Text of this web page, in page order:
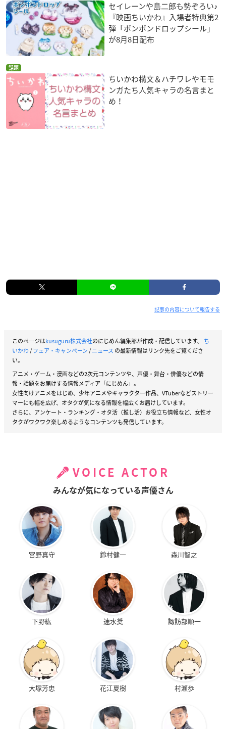
セイレーンや島二郎も勢ぞろい♪
『映画ちいかわ』入場者特典第2
弾「ボンボンドロップシール」
が8月8日配布
話題
ちいかわ構文＆ハチワレやモモ
ンガたち人気キャラの名言まと
め！
記事の内容について報告する
このページはkusuguru株式会社のにじめん編集部が作成・配信しています。 ち
いかわ/フェア・キャンペーン/ニュース の最新情報はリンク先をご覧くださ
い。
アニメ・ゲーム・漫画などの2次元コンテンツや、声優・舞台・俳優などの情
報・話題をお届けする情報メディア「にじめん」。
女性向けアニメをはじめ、少年アニメやキャラクター作品、VTuberなどストリー
マーにも幅を広げ、オタクが気になる情報を幅広くお届けしています。
さらに、アンケート・ランキング・オタ活（推し活）お役立ち情報など、女性オ
タクがワクワク楽しめるようなコンテンツも発信しています。
VOICE ACTOR
みんなが気になっている声優さん
宮野真守 鈴村健一 森川智之
下野紘 速水奨 諏訪部順一
大塚芳忠 花江夏樹 村瀬歩